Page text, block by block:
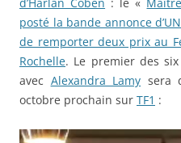
posté la bande annonce
de remporter deux prix au
Rochelle. Le premier des
avec Alexandra Lamy sera
octobre prochain sur TF1 :
Lecteur